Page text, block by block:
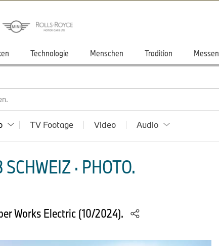
Technologie Menschen Tradition Messen
TV Footage Video Audio
· PHOTO.
Works Electric (10/2024).